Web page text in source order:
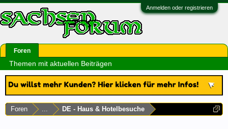
Anmelden oder registrieren
Foren ... DE - Haus & Hotelbesuche
Foren
Themen mit aktuellen Beiträgen